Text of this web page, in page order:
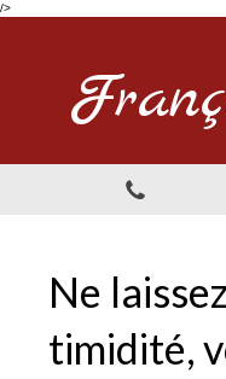
/>
Ne
timidité,